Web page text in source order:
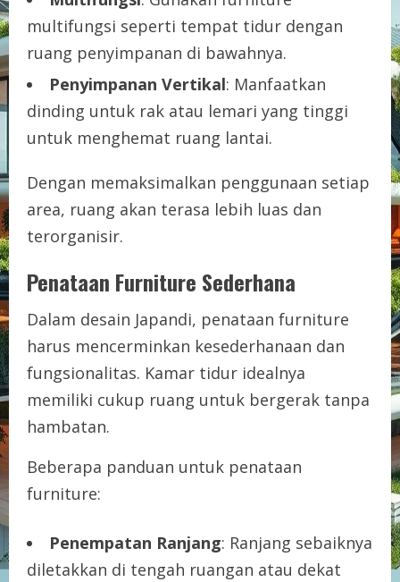
multifungsi seperti tempat tidur dengan
ruang penyimpanan di bawahnya.
Penyimpanan Vertikal: Manfaatkan
dinding untuk rak atau lemari yang tinggi
untuk menghemat ruang lantai.
Dengan memaksimalkan penggunaan setiap
area, ruang akan terasa lebih luas dan
terorganisir.
Penataan Furniture Sederhana
Dalam desain Japandi, penataan furniture
harus mencerminkan kesederhanaan dan
fungsionalitas. Kamar tidur idealnya
memiliki cukup ruang untuk bergerak tanpa
hambatan.
Beberapa panduan untuk penataan
furniture:
Penempatan Ranjang: Ranjang sebaiknya
diletakkan di tengah ruangan atau dekat